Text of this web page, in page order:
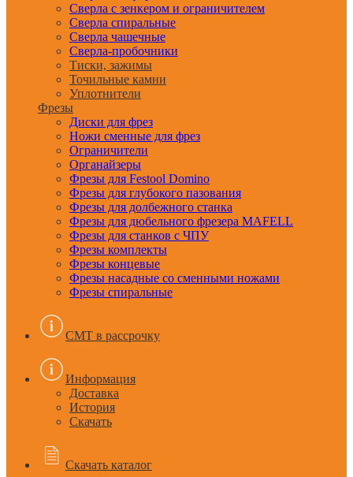
Сверла с зенкером и ограничителем
Сверла спиральные
Сверла чашечные
Сверла-пробочники
Тиски, зажимы
Точильные камни
Уплотнители
Фрезы
Диски для фрез
Ножи сменные для фрез
Ограничители
Органайзеры
Фрезы для Festool Domino
Фрезы для глубокого пазования
Фрезы для долбежного станка
Фрезы для дюбельного фрезера MAFELL
Фрезы для станков с ЧПУ
Фрезы комплекты
Фрезы концевые
Фрезы насадные со сменными ножами
Фрезы спиральные
CMT в рассрочку
Информация
Доставка
История
Скачать
Скачать каталог